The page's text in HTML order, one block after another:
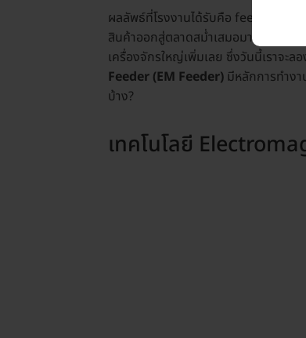
ผลลัพธ์ที่โรงงานได้รับคือ feed rate
สินค้าออกสู่ตลาดสม่ำเสมอมากขึ้น—ทำ
เครื่องจักรใหญ่เพิ่มเลย ซึ่งวันนี้เราจะล
Feeder (EM Feeder) มีหลักการทำงา
บ้าง?
เทคโนโลยี